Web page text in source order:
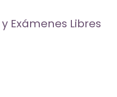
Exámenes Libres